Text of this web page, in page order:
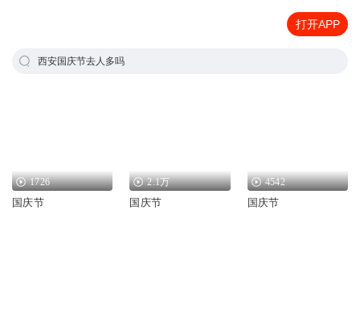
打开APP
西安国庆节去人多吗
1726
国庆节
2.1万
国庆节
4542
国庆节